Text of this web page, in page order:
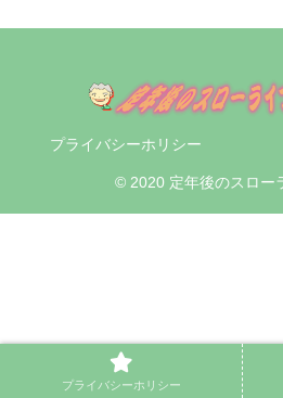
プライバシーホリシー
© 2020 定年後のスロー
プライバシーホリシー